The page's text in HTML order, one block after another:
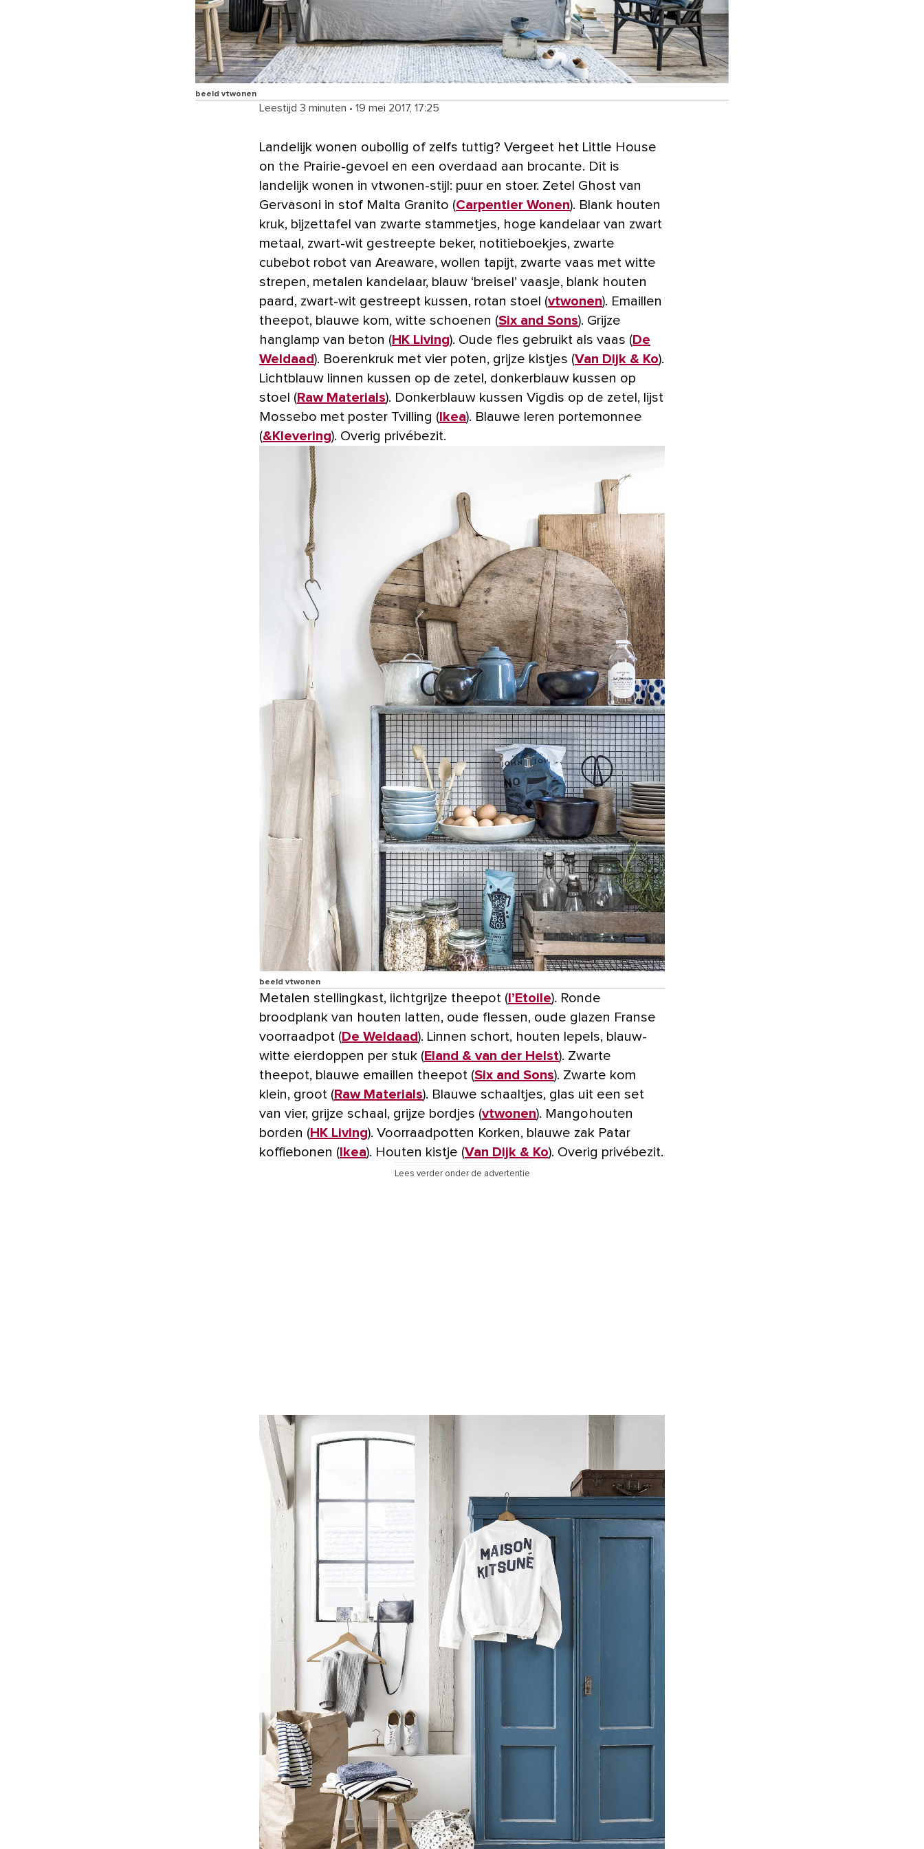
beeld vtwonen
Leestijd 3 minuten • 19 mei 2017, 17:25
Landelijk wonen oubollig of zelfs tuttig? Vergeet het Little House
on the Prairie-gevoel en een overdaad aan brocante. Dit is
landelijk wonen in vtwonen-stijl: puur en stoer. Zetel Ghost van
Gervasoni in stof Malta Granito (Carpentier Wonen). Blank houten
kruk, bijzettafel van zwarte stammetjes, hoge kandelaar van zwart
metaal, zwart-wit gestreepte beker, notitieboekjes, zwarte
cubebot robot van Areaware, wollen tapijt, zwarte vaas met witte
strepen, metalen kandelaar, blauw ‘breisel’ vaasje, blank houten
paard, zwart-wit gestreept kussen, rotan stoel (vtwonen). Emaillen
theepot, blauwe kom, witte schoenen (Six and Sons). Grijze
hanglamp van beton (HK Living). Oude fles gebruikt als vaas (De
Weldaad). Boerenkruk met vier poten, grijze kistjes (Van Dijk & Ko).
Lichtblauw linnen kussen op de zetel, donkerblauw kussen op
stoel (Raw Materials). Donkerblauw kussen Vigdis op de zetel, lijst
Mossebo met poster Tvilling ( Ikea). Blauwe leren portemonnee
(&Klevering). Overig privébezit.
beeld vtwonen
Metalen stellingkast, lichtgrijze theepot ( l’Etoile). Ronde
broodplank van houten latten, oude flessen, oude glazen Franse
voorraadpot (De Weldaad). Linnen schort, houten lepels, blauw-
witte eierdoppen per stuk (Eland & van der Helst). Zwarte
theepot, blauwe emaillen theepot (Six and Sons). Zwarte kom
klein, groot (Raw Materials). Blauwe schaaltjes, glas uit een set
van vier, grijze schaal, grijze bordjes (vtwonen). Mangohouten
borden (HK Living). Voorraadpotten Korken, blauwe zak Patar
koffiebonen ( Ikea). Houten kistje (Van Dijk & Ko). Overig privébezit.
Lees verder onder de advertentie